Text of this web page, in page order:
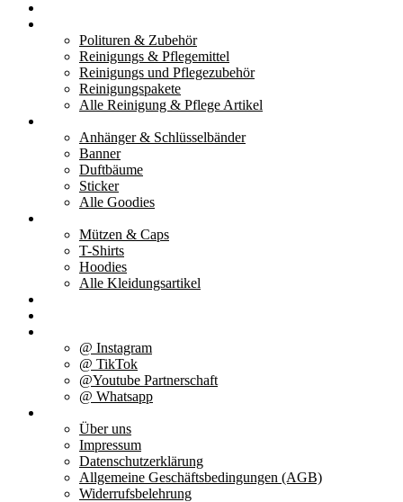
Polituren & Zubehör
Reinigungs & Pflegemittel
Reinigungs und Pflegezubehör
Reinigungspakete
Alle Reinigung & Pflege Artikel
Anhänger & Schlüsselbänder
Banner
Duftbäume
Sticker
Alle Goodies
Mützen & Caps
T-Shirts
Hoodies
Alle Kleidungsartikel
@ Instagram
@ TikTok
@Youtube Partnerschaft
@ Whatsapp
Über uns
Impressum
Datenschutzerklärung
Allgemeine Geschäftsbedingungen (AGB)
Widerrufsbelehrung